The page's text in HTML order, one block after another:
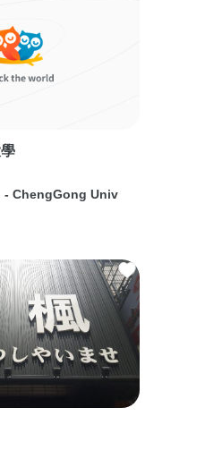
- ChengGong Univ